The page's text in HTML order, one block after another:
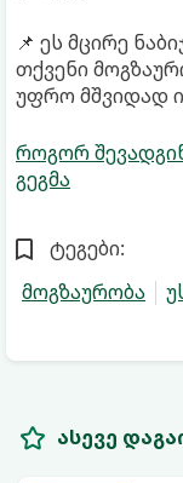
📌 ეს მცირე
თქვენი
უფრო მშვიდად
როგორ
გეგმა
ტეგები:
მოგზაურობა
ასევე